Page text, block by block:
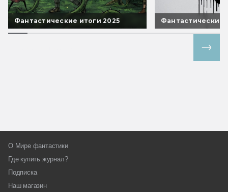
Фантастические итоги 2025 Фантастические
О Мире фантастики
Где купить журнал?
Подписка
Наш магазин